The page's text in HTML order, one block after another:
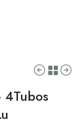
4Tubos